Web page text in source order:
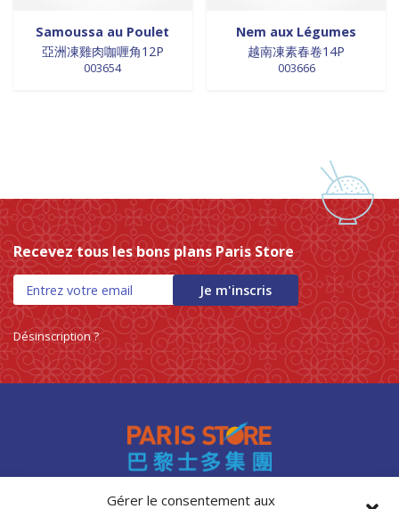
Gérer le consentement aux
Samoussa au Poulet
亞洲凍雞肉咖喱角12P
003654
Nem aux Légumes
越南凍素春卷14P
003666
Recevez tous les bons plans Paris Store
Je m'inscris
Désinscription ?